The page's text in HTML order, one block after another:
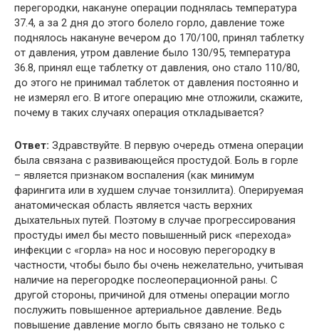
перегородки, накануне операции поднялась температура
37.4, а за 2 дня до этого болело горло, давление тоже
поднялось накануне вечером до 170/100, принял таблетку
от давления, утром давление было 130/95, температура
36.8, принял еще таблетку от давления, оно стало 110/80,
до этого не принимал таблеток от давления постоянно и
не измерял его. В итоге операцию мне отложили, скажите,
почему в таких случаях операция откладывается?
Ответ: Здравствуйте. В первую очередь отмена операции
была связана с развивающейся простудой. Боль в горле
– является признаком воспаления (как минимум
фарингита или в худшем случае тонзиллита). Оперируемая
анатомическая область является часть верхних
дыхательных путей. Поэтому в случае прогрессирования
простуды имел бы место повышенный риск «перехода»
инфекции с «горла» на нос и носовую перегородку в
частности, чтобы было бы очень нежелательно, учитывая
наличие на перегородке послеоперационной раны. С
другой стороны, причиной для отмены операции могло
послужить повышенное артериальное давление. Ведь
повышение давление могло быть связано не только с